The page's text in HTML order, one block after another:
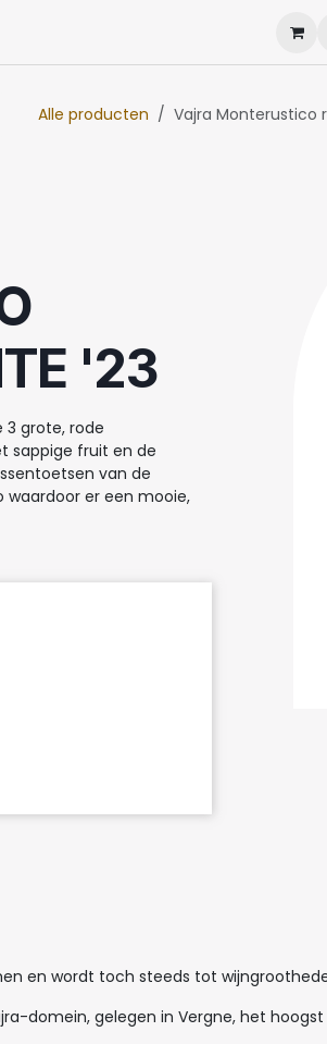
Alle producten Vajra Monterustico
'23
3 grote, rode
sappige fruit en de
van de
waardoor er een mooie,
en wordt toch steeds tot
domein, gelegen in Vergne, het